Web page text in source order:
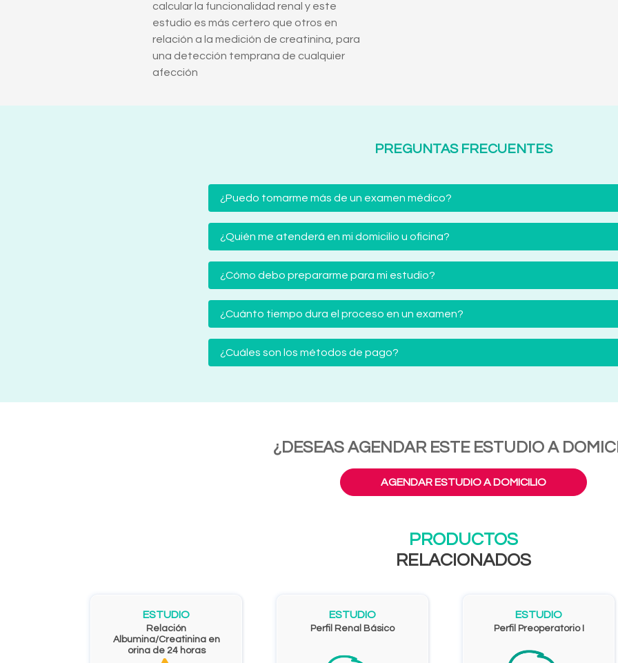
calcular la funcionalidad renal y este
estudio es más certero que otros en
relación a la medición de creatinina, para
una detección temprana de cualquier
afección
PREGUNTAS FRECUENTES
¿Puedo tomarme más de un examen médico?
¿Quién me atenderá en mi domicilio u oficina?
¿Cómo debo prepararme para mi estudio?
¿Cuánto tiempo dura el proceso en un examen?
¿Cuáles son los métodos de pago?
¿DESEAS AGENDAR ESTE ESTUDIO A
AGENDAR ESTUDIO A DOMICILIO
PRODUCTOS
RELACIONADOS
ESTUDIO
Relación
Albumina/Creatinina en
orina de 24 horas
ESTUDIO
Perfil Renal Básico
ESTUDIO
Perfil Preoperatorio I